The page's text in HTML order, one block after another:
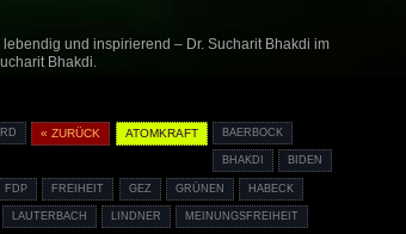
und inspirierend – Dr. Sucharit Bhakdi im
Bhakdi.
« ZURÜCK ATOMKRAFT BAERBOCK
BHAKDI BIDEN
FDP FREIHEIT GEZ GRÜNEN HABECK
LAUTERBACH LINDNER MEINUNGSFREIHEIT